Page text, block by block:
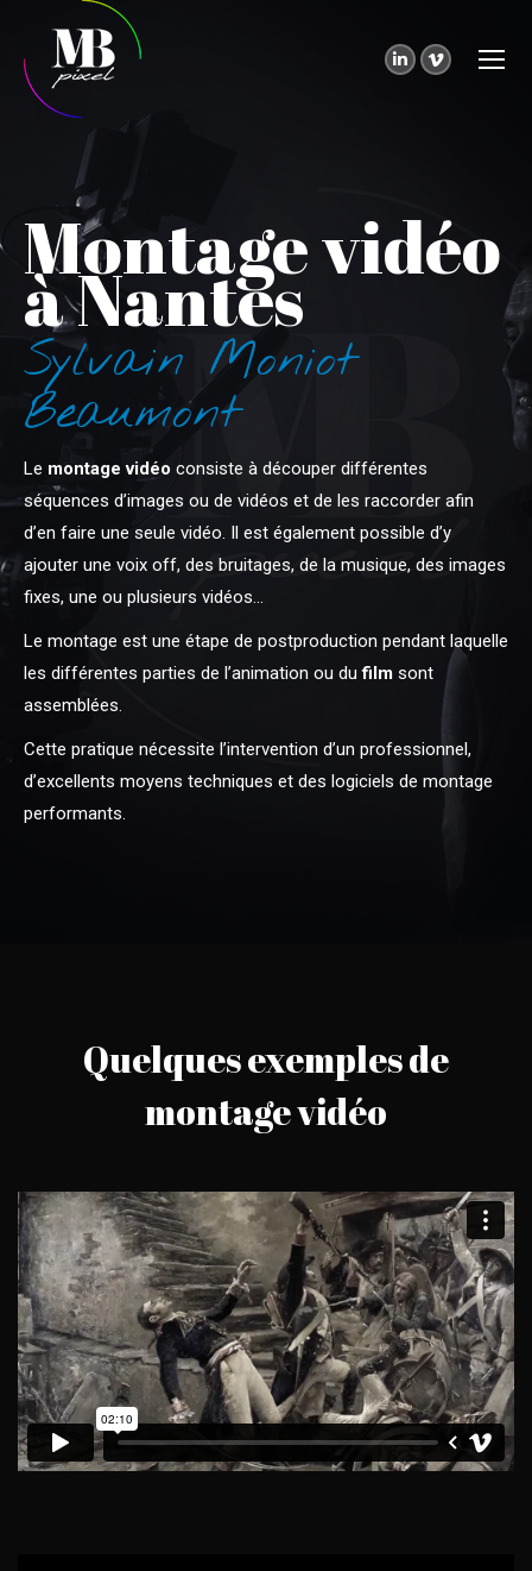
LinkedIn
window
Vimeo
window
Montage vidéo
à Nantes
Sylvain Moniot
Beaumont
Le montage vidéo consiste à découper différentes
séquences d’images ou de vidéos et de les raccorder afin
d’en faire une seule vidéo. Il est également possible d’y
ajouter une voix off, des bruitages, de la musique, des images
fixes, une ou plusieurs vidéos…
Le montage est une étape de postproduction pendant laquelle
les différentes parties de l’animation ou dufilm sont
assemblées.
Cette pratique nécessite l’intervention d’un professionnel,
d’excellents moyens techniques et des logiciels de montage
performants.
Quelques exemples de
montage vidéo